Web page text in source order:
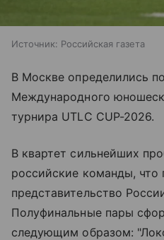
Источник: Российская газета
В Москве определились
Международного
турнира UTLC CUP-2026.
В квартет сильнейших
российские команды, что
представительство
Полуфинальные пары
следующим образом: